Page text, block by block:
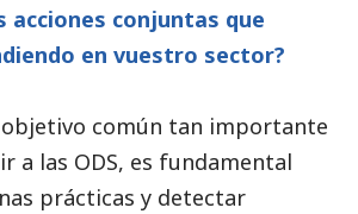
acciones conjuntas que
en vuestro sector?
común tan importante
a las ODS, es fundamental
prácticas y detectar